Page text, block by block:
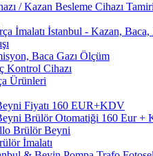
/ Kazan Besleme Cihazı Tamiri
İmalatı İstanbul - Kazan,
Baca Gazı Ölçüm
Kontrol Cihazı
Ürünleri
Fiyatı 160 EUR+KDV
Brülör Otomatiği 160 Eur +
Brülör Beyni
İmalatı